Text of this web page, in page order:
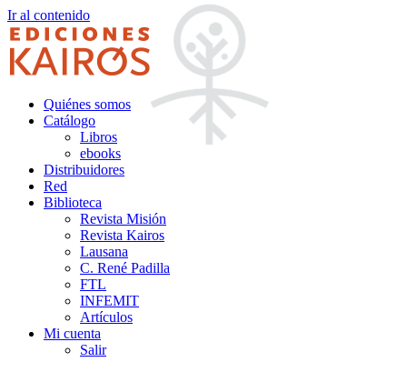
Ir al contenido
Quiénes somos
Catálogo
Libros
ebooks
Distribuidores
Red
Biblioteca
Revista Misión
Revista Kairos
Lausana
C. René Padilla
FTL
INFEMIT
Artículos
Mi cuenta
Salir